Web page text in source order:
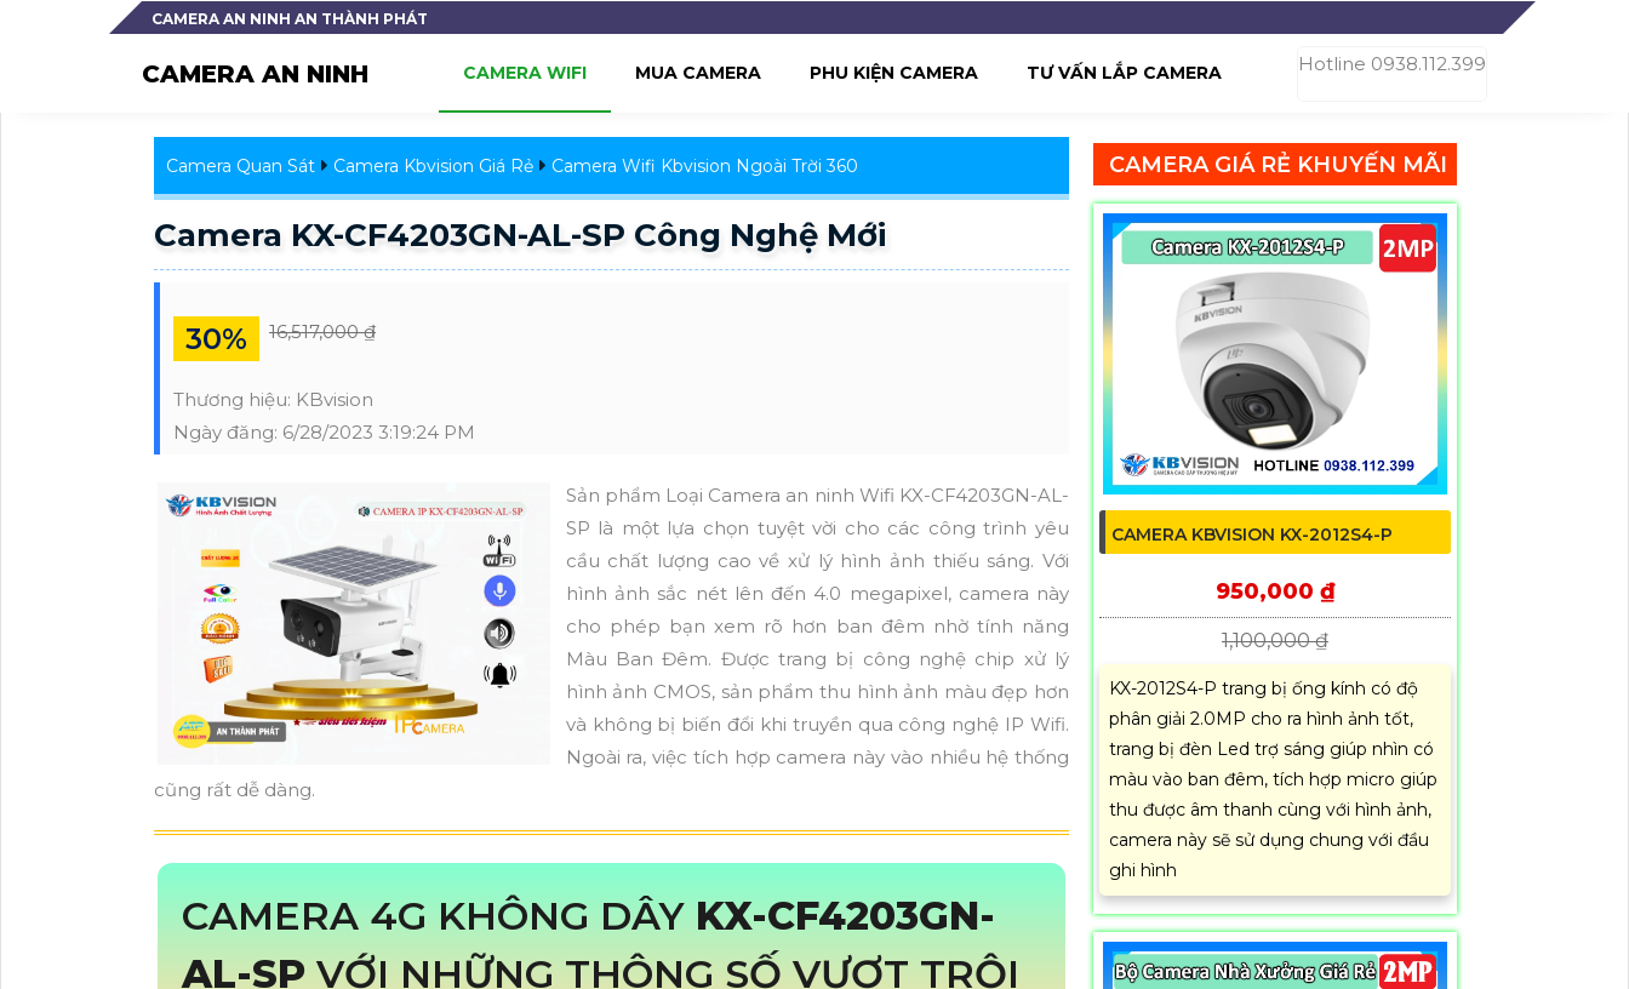
CAMERA AN NINH AN THÀNH PHÁT
CAMERA AN NINH Hotline 0938.112.399
CAMERA WIFI MUA CAMERA PHU KIỆN CAMERA TƯ VẤN LẮP CAMERA
Camera Quan Sát Camera Kbvision Giá Rẻ Camera Wifi Kbvision Ngoài Trời 360
Camera KX-CF4203GN-AL-SP Công Nghệ Mới
30% 16,517,000 ₫
Thương hiệu: KBvision
Ngày đăng: 6/28/2023 3:19:24 PM
Sản phẩm Loại Camera an ninh Wifi KX-CF4203GN-AL-
SP là một lựa chọn tuyệt vời cho các công trình yêu
cầu chất lượng cao về xử lý hình ảnh thiếu sáng. Với
hình ảnh sắc nét lên đến 4.0 megapixel, camera này
cho phép bạn xem rõ hơn ban đêm nhờ tính năng
Màu Ban Đêm. Được trang bị công nghệ chip xử lý
hình ảnh CMOS, sản phẩm thu hình ảnh màu đẹp hơn
và không bị biến đổi khi truyền qua công nghệ IP Wifi.
Ngoài ra, việc tích hợp camera này vào nhiều hệ thống
cũng rất dễ dàng.
CAMERA 4G KHÔNG DÂY KX-CF4203GN-
AL-SPVỚI NHỮNG THÔNG SỐ VƯỢT TRỘI
CAMERA GIÁ RẺ KHUYẾN MÃI
CAMERA KBVISION KX-2012S4-P
950,000 ₫
1,100,000 ₫
KX-2012S4-P trang bị ống kính có độ
phân giải 2.0MP cho ra hình ảnh tốt,
trang bị đèn Led trợ sáng giúp nhìn có
màu vào ban đêm, tích hợp micro giúp
thu được âm thanh cùng với hình ảnh,
camera này sẽ sử dụng chung với đầu
ghi hình